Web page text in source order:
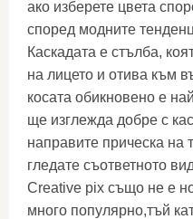
ако изберете цвета
според модните
Каскадата е стълба,
на лицето и отива към
косата обикновено е
ще изглежда добре с
направите прическа на
гледате съответното
Creative pix също не е
много популярно,тъй